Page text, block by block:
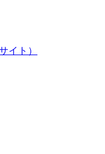
イト）